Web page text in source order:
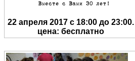
22 апреля 2017 с 18:00 до 23:00.
цена: бесплатно